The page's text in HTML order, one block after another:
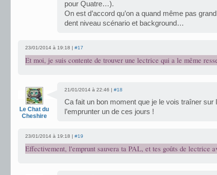
pour Quatre…).
On est d’accord qu’on a quand même pas
dent niveau scénario et background…
23/01/2014 à 19:18 | #17
Et moi, je suis contente de trouver une lectrice qui a le même
Le Chat du
Cheshire
21/01/2014 à 22:46 | #18
Ca fait un bon moment que je le vois traîner sur
l’emprunter un de ces jours !
23/01/2014 à 19:18 | #19
Effectivement, l'emprunt sauvera ta PAL, et tes goûts de lectrice